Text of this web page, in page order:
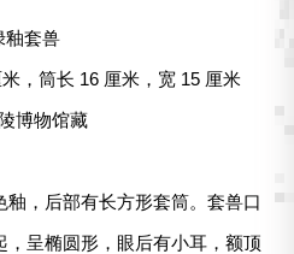
釉套兽
，筒长 16 厘米，宽 15 厘米
博物馆藏
，后部有长方形套筒。套兽口
呈椭圆形，眼后有小耳，额顶